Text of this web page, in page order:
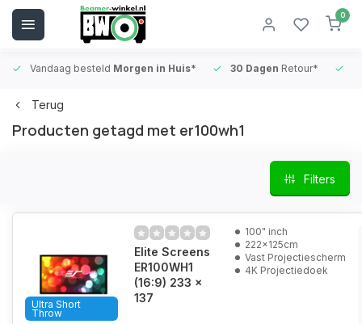
0
Vandaag besteld Morgen in Huis* 30 Dagen Retour*
Terug
Producten getagd met er100wh1
Filters
Ultra Short
Throw
Elite Screens
ER100WH1
(16:9) 233 x
137
100" inch
222x125cm
Vast Projectiescherm
4K Projectiedoek